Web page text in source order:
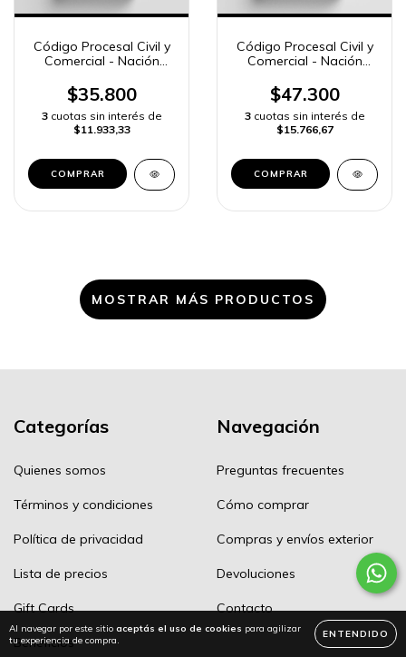
Al navegar por este sitio aceptás el uso de cookies para agilizar
tu experiencia de compra.
ENTENDIDO
Código Procesal Civil y
Comercial - Nación
$35.800
3 cuotas sin interés de
$11.933,33
COMPRAR
Código Procesal Civil y
Comercial - Nación
$47.300
3 cuotas sin interés de
$15.766,67
COMPRAR
MOSTRAR MÁS PRODUCTOS
Categorías
Quienes somos
Términos y condiciones
Política de privacidad
Lista de precios
Gift Cards
Beneficios
Navegación
Preguntas frecuentes
Cómo comprar
Compras y envíos exterior
Devoluciones
Contacto